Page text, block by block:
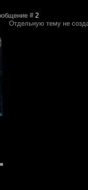
# 2
Отдельную тему не